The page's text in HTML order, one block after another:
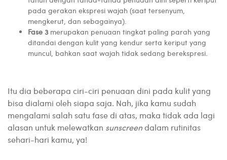
pada gerakan ekspresi wajah (saat tersenyum,
mengkerut, dan sebagainya).
Fase 3 merupakan penuaan tingkat paling parah yang
ditandai dengan kulit yang kendur serta keriput yang
muncul, bahkan saat wajah tidak sedang berekspresi.
Itu dia beberapa ciri-ciri penuaan dini pada kulit yang
bisa dialami oleh siapa saja. Nah, jika kamu sudah
mengalami salah satu fase di atas, maka tidak ada lagi
alasan untuk melewatkan sunscreendalam rutinitas
sehari-hari kamu, ya!